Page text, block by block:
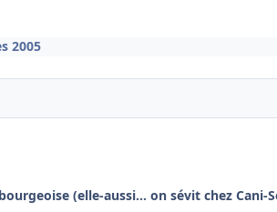
2005
(elle-aussi... on sévit chez Cani-